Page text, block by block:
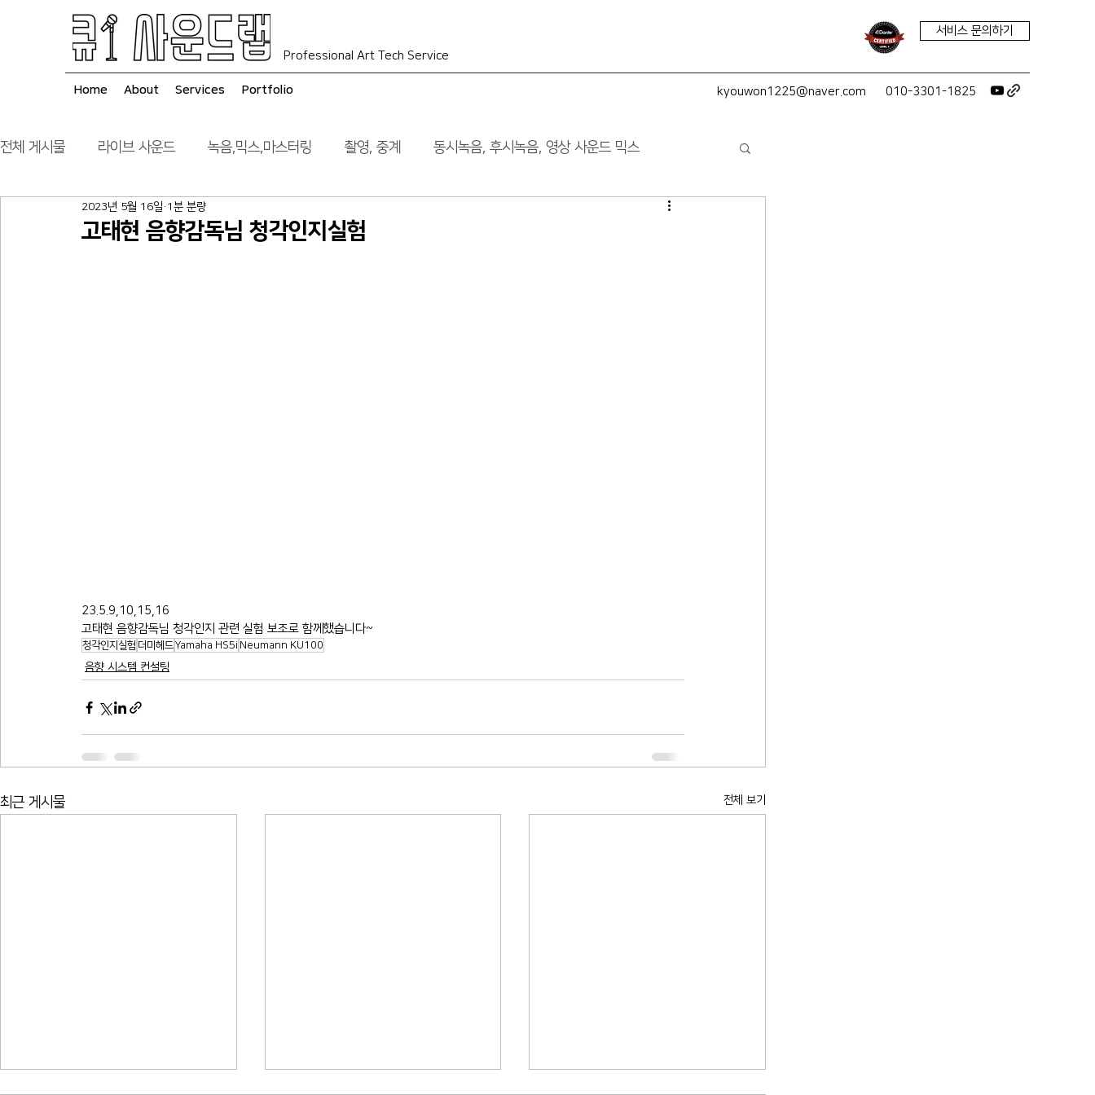
Professional Art Tech Service
서비스 문의하기
Home About Services Portfolio kyouwon1225@naver.com 010-3301-1825
전체 게시물 라이브 사운드 녹음,믹스,마스터링 촬영, 중계 동시녹음, 후시녹음, 영상 사운드 믹스
음향 시스템 컨설팅 시공
고태현 음향감독님 청각인지실험
2023년 5월 16일 1분 분량
23.5.9,10,15,16
고태현 음향감독님 청각인지 관련 실험 보조로 함께했습니다~
청각인지실험 더미헤드Yamaha HS5i Neumann KU100
음향 시스템 컨설팅
최근 게시물 전체 보기